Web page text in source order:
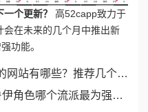
个更新？
高52capp致力于
在未来的几个月中推出新
功能。
几个热门平台，轻松享受精彩漫画内容！
哪个流派最为强势分析探讨